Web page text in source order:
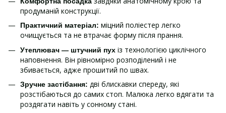
продуманій конструкції.
Практичний матеріал: міцний поліестер легко
очищується та не втрачає форму після прання.
Утеплювач — штучний пух із технологією циклічного
наповнення. Він рівномірно розподілений і не
збивається, адже прошитий по швах.
Зручне застібання: дві блискавки спереду, які
розстібаються до самих стоп. Малюка легко вдягати та
роздягати навіть у сонному стані.